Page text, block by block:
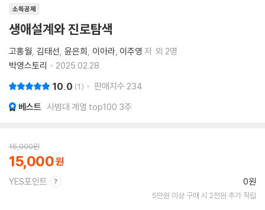
소득공제
생애설계와 진로탐색
고홍월 김태선 윤은희 이아라 이주영 저 외 2명
박영스토리
2025.02.28.
10.0 1 판매지수 234
베스트 사범대 계열 top100 3주
15,000원
15,000
YES포인트 0원
5만원 이상 구매 시 2천원 추가 적립